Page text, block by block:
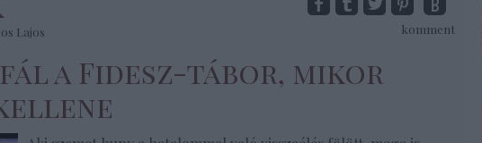
Lajos komment
a Fidesz-tábor, mikor